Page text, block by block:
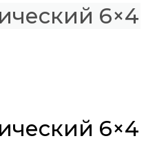
6×4
6×4